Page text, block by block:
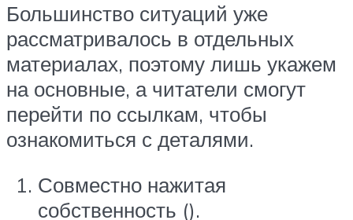
Большинство ситуаций уже
рассматривалось в отдельных
материалах, поэтому лишь укажем
на основные, а читатели смогут
перейти по ссылкам, чтобы
ознакомиться с деталями.
Совместно нажитая
собственность ().